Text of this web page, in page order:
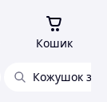
Кошик
Кожушок з